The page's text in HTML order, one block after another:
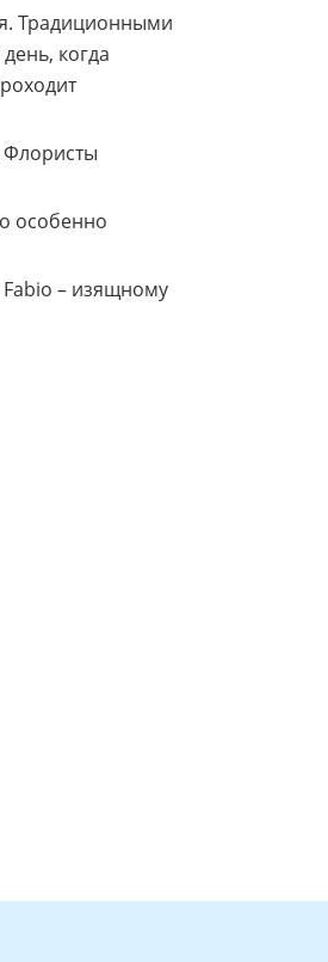
Традиционными
когда
Флористы
особенно
– изящному